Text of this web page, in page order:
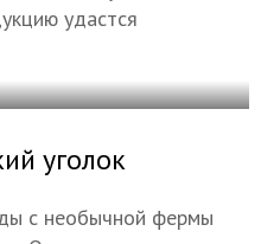
удастся
уголок
с необычной фермы